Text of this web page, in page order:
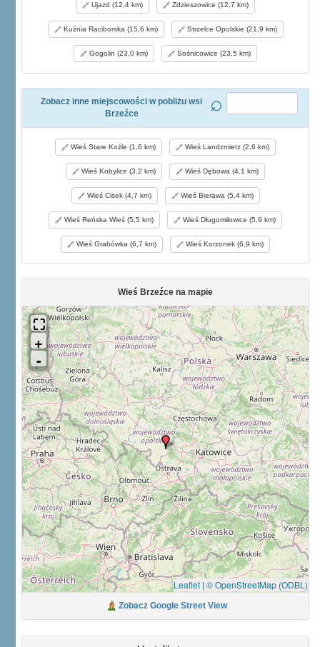
Ujazd (12,4 km) Zdzieszowice (12,7 km)
Kuźnia Raciborska (15,6 km) Strzelce Opolskie (21,9 km)
Gogolin (23,0 km) Sośnicowice (23,5 km)
Zobacz inne miejscowości w pobliżu wsi
Brzeźce
Wieś Stare Koźle (1,6 km) Wieś Landzmierz (2,6 km)
Wieś Kobylice (3,2 km) Wieś Dębowa (4,1 km)
Wieś Cisek (4,7 km) Wieś Bierawa (5,4 km)
Wieś Reńska Wieś (5,5 km) Wieś Długomiłowice (5,9 km)
Wieś Grabówka (6,7 km) Wieś Korzonek (6,9 km)
Wieś Brzeźce na mapie
Leaflet | © OpenStreetMap (ODBL)
Zobacz Google Street View